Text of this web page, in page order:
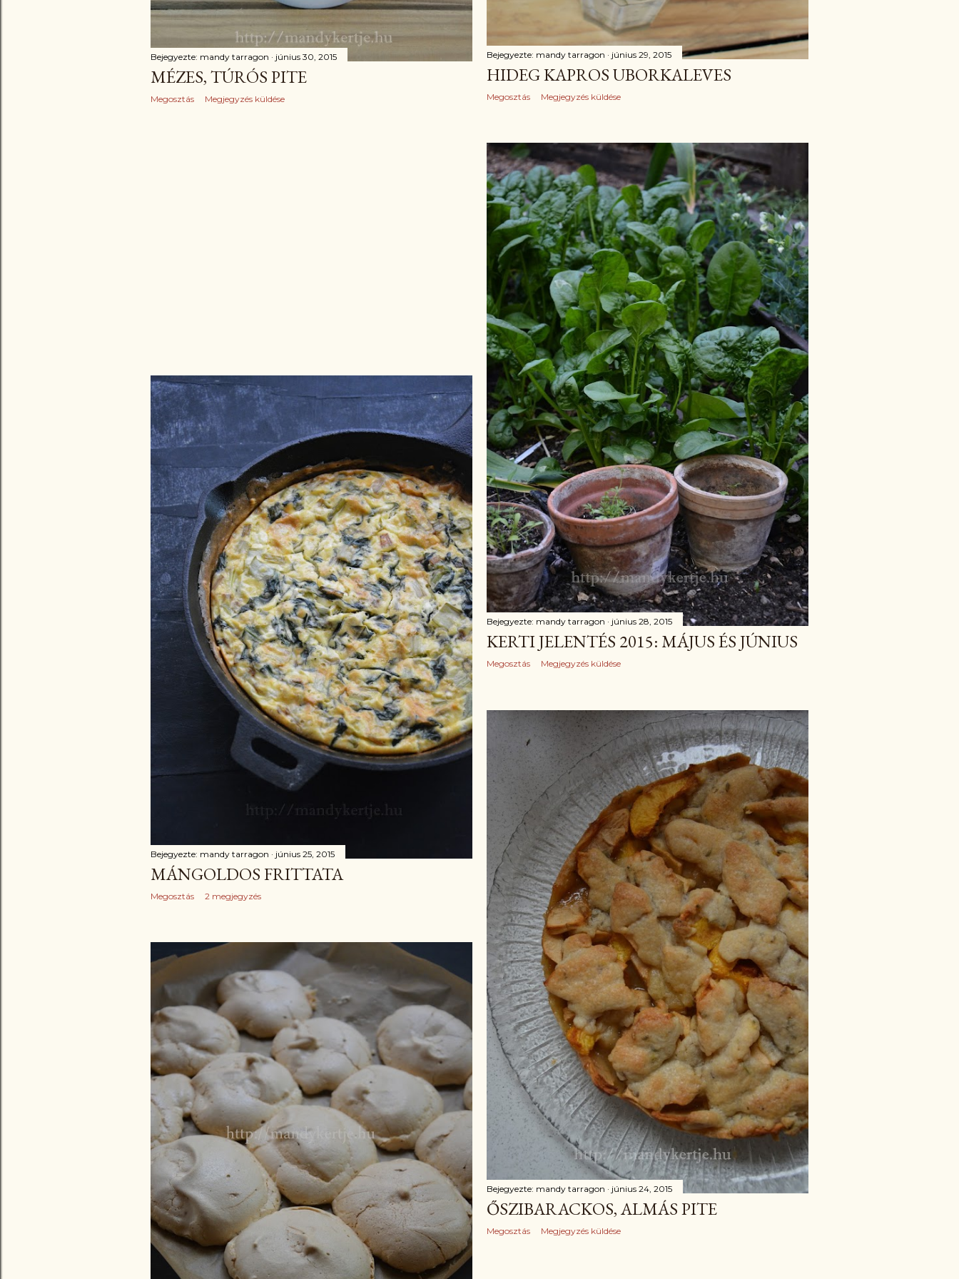
Bejegyezte: mandy tarragon június 30, 2015
MÉZES, TÚRÓS PITE
Megosztás Megjegyzés küldése
Bejegyezte: mandy tarragon június 29, 2015
HIDEG KAPROS UBORKALEVES
Megosztás Megjegyzés küldése
Bejegyezte: mandy tarragon június 28, 2015
KERTI JELENTÉS 2015: MÁJUS ÉS JÚNIUS
Megosztás Megjegyzés küldése
Bejegyezte: mandy tarragon június 25, 2015
MÁNGOLDOS FRITTATA
Megosztás 2 megjegyzés
Bejegyezte: mandy tarragon június 24, 2015
ŐSZIBARACKOS, ALMÁS PITE
Megosztás Megjegyzés küldése